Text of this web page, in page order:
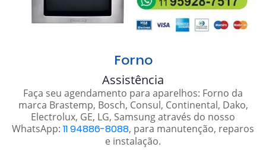
Forno
Assistência
Faça seu agendamento para aparelhos: Forno da
marca Brastemp, Bosch, Consul, Continental, Dako,
Electrolux, GE, LG, Samsung através do nosso
WhatsApp: 11 94886-8088, para manutenção, reparos
e instalação.